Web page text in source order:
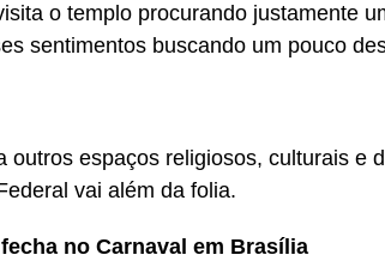
o templo procurando justamente
sentimentos buscando um pouco
outros espaços religiosos, culturais e
vai além da folia.
no Carnaval em Brasília